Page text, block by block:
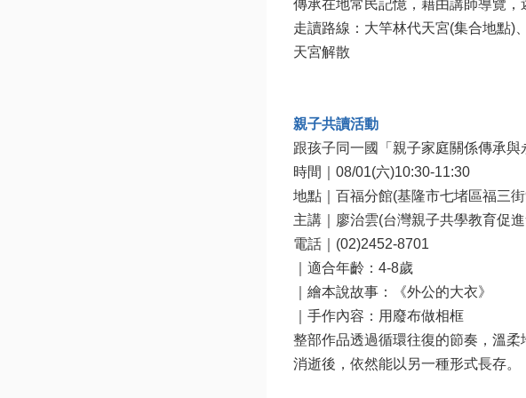
傳承在地常民記憶，藉由講師導覽，
走讀路線：大竿林代天宮(集合地
天宮解散
親子共讀活動
跟孩子同一國「親子家庭關係傳承與
時間｜08/01(六)10:30-11:30
地點｜百福分館(基隆市七堵區福三
主講｜廖治雲(台灣親子共學教育促
電話｜(02)2452-8701
｜適合年齡：4-8歲
｜繪本說故事：《外公的大衣》
｜手作內容：用廢布做相框
整部作品透過循環往復的節奏，溫
消逝後，依然能以另一種形式長存。